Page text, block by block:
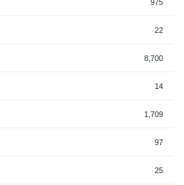
975
22
8,700
14
1,709
97
25